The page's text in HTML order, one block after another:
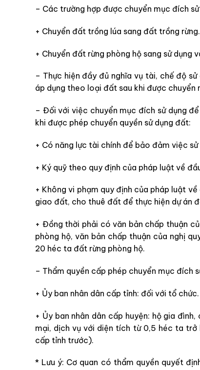
– Các trường hợp được chuyển mục đích sử
+ Chuyển đất trồng lúa sang đất trồng rừng.
+ Chuyển đất rừng phòng hộ sang sử
– Thực hiện đầy đủ nghĩa vụ tài, chế độ
áp dụng theo loại đất sau khi được chuyển
– Đối với việc chuyển mục đích sử dụng
khi được phép chuyển quyền sử dụng đất:
+ Có năng lực tài chính để bảo đảm việc
+ Ký quỹ theo quy định của pháp luật về
+ Không vi phạm quy định của pháp luật
giao đất, cho thuê đất để thực hiện dự án
+ Đồng thời phải có văn bản chấp thuận
phòng hộ, văn bản chấp thuận của nghị
20 héc ta đất rừng phòng hộ.
– Thẩm quyền cấp phép chuyển mục đích
+ Ủy ban nhân dân cấp tỉnh: đối với tổ chức.
+ Ủy ban nhân dân cấp huyện: hộ gia
mại, dịch vụ với diện tích từ 0,5 héc ta trở
cấp tỉnh trước).
* Lưu ý: Cơ quan có thẩm quyền quyết